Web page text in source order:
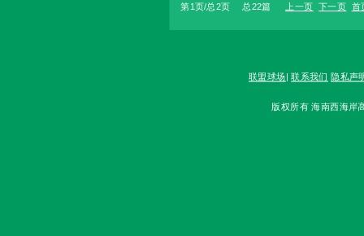
第1页/总2页 总22篇 上一页 下一页 首
联盟球场|联系我们 隐私声
版权所有 海南西海岸